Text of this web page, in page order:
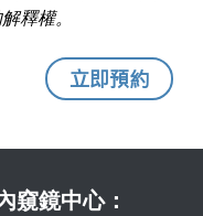
釋權。
立即預約
窺鏡中心：